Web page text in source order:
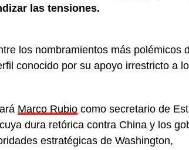
las tensiones.
los nombramientos más polémicos
conocido por su apoyo irrestricto a
Marco Rubio como secretario de
dura retórica contra China y los
estratégicas de Washington,